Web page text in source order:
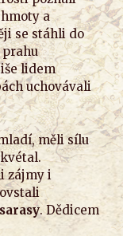
a
se stáhli do
lidem
uchovávali
měli sílu
zájmy i
. Dědicem